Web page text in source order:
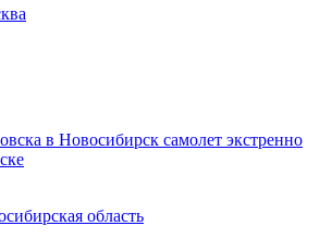
в Новосибирск самолет экстренно
область